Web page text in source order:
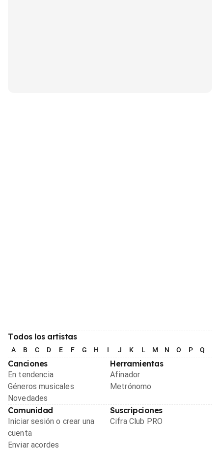
Todos los artistas
A B C D E F G H I J K L M N O P Q
Canciones
En tendencia
Géneros musicales
Novedades
Herramientas
Afinador
Metrónomo
Comunidad
Iniciar sesión o crear una
cuenta
Enviar acordes
Suscripciones
Cifra Club PRO